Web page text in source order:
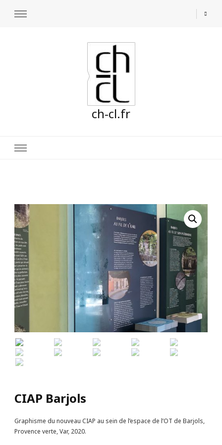
ch-cl.fr
CIAP Barjols
Graphisme du nouveau CIAP au sein de l’espace de l’OT de Barjols,
Provence verte, Var, 2020.